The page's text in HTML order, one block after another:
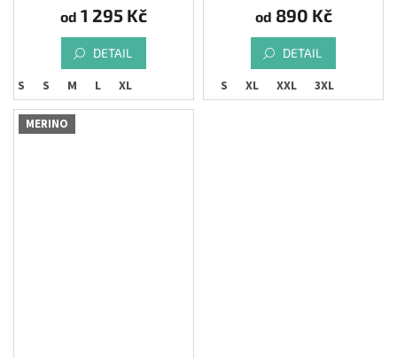
od 1 295 Kč
DETAIL
XS S M L XL
od 890 Kč
DETAIL
S XL XXL 3XL
MERINO